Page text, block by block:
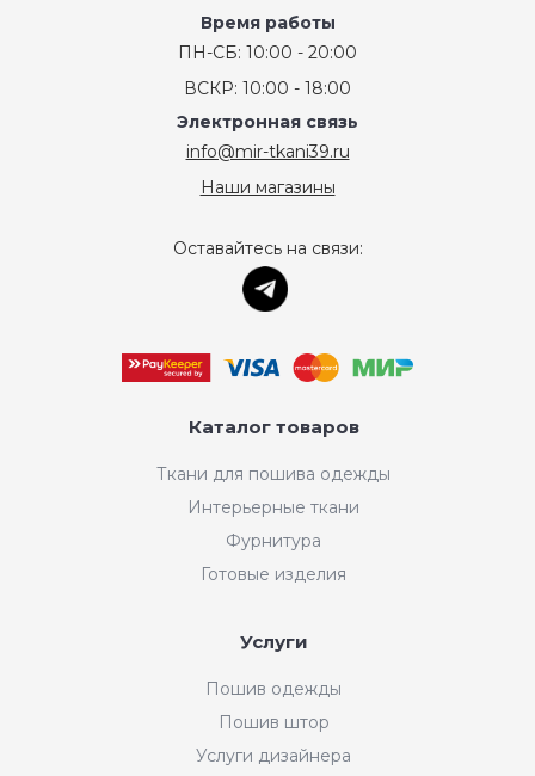
Время работы
ПН-СБ: 10:00 - 20:00
ВСКР: 10:00 - 18:00
Электронная связь
info@mir-tkani39.ru
Наши магазины
Оставайтесь на связи:
Каталог товаров
Ткани для пошива одежды
Интерьерные ткани
Фурнитура
Готовые изделия
Услуги
Пошив одежды
Пошив штор
Услуги дизайнера